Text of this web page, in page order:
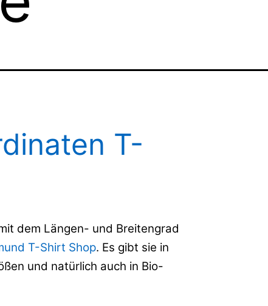
T-
dem Längen- und Breitengrad
T-Shirt Shop. Es gibt sie in
und natürlich auch in Bio-